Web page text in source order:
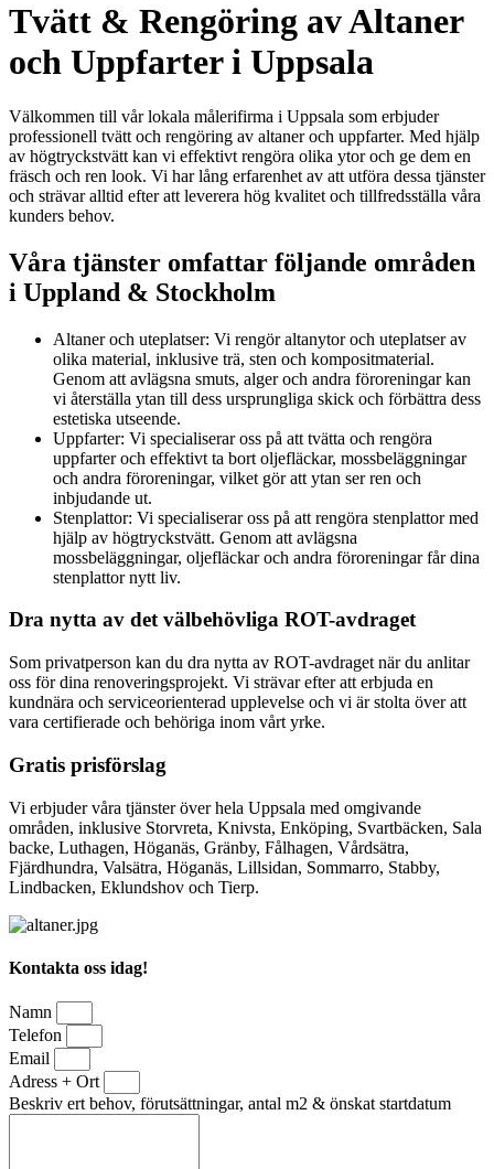
Tvätt & Rengöring av Altaner
och Uppfarter i Uppsala
Välkommen till vår lokala målerifirma i Uppsala som erbjuder
professionell tvätt och rengöring av altaner och uppfarter. Med hjälp
av högtryckstvätt kan vi effektivt rengöra olika ytor och ge dem en
fräsch och ren look. Vi har lång erfarenhet av att utföra dessa tjänster
och strävar alltid efter att leverera hög kvalitet och tillfredsställa våra
kunders behov.
Våra tjänster omfattar följande områden
i Uppland & Stockholm
Altaner och uteplatser: Vi rengör altanytor och uteplatser av
olika material, inklusive trä, sten och kompositmaterial.
Genom att avlägsna smuts, alger och andra föroreningar kan
vi återställa ytan till dess ursprungliga skick och förbättra dess
estetiska utseende.
Uppfarter: Vi specialiserar oss på att tvätta och rengöra
uppfarter och effektivt ta bort oljefläckar, mossbeläggningar
och andra föroreningar, vilket gör att ytan ser ren och
inbjudande ut.
Stenplattor: Vi specialiserar oss på att rengöra stenplattor med
hjälp av högtryckstvätt. Genom att avlägsna
mossbeläggningar, oljefläckar och andra föroreningar får dina
stenplattor nytt liv.
Dra nytta av det välbehövliga ROT-avdraget
Som privatperson kan du dra nytta av ROT-avdraget när du anlitar
oss för dina renoveringsprojekt. Vi strävar efter att erbjuda en
kundnära och serviceorienterad upplevelse och vi är stolta över att
vara certifierade och behöriga inom vårt yrke.
Gratis prisförslag
Vi erbjuder våra tjänster över hela Uppsala med omgivande
områden, inklusive Storvreta, Knivsta, Enköping, Svartbäcken, Sala
backe, Luthagen, Höganäs, Gränby, Fålhagen, Vårdsätra,
Fjärdhundra, Valsätra, Höganäs, Lillsidan, Sommarro, Stabby,
Lindbacken, Eklundshov och Tierp.
Kontakta oss idag!
Namn
Telefon
Email
Adress + Ort
Beskriv ert behov, förutsättningar, antal m2 & önskat startdatum